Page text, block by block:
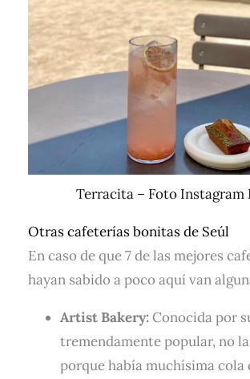
Terracita – Foto Instagram
Otras cafeterías bonitas de Seúl
En caso de que 7 de las mejores
hayan sabido a poco aquí van
Artist Bakery:Conocida por
tremendamente popular, no
porque había muchísima cola